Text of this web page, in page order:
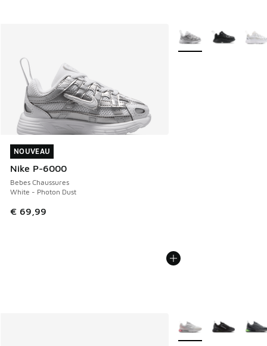
NOUVEAU
Nike P-6000
Bebes Chaussures
White - Photon Dust
€ 69,99
NOUVEAU
Plus de couleurs
Plus de couleurs